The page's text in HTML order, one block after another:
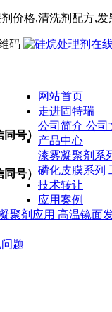
价格,清洗剂 配方,发
同号）
同号）
网站首页
走进固特瑞
公司简介 公司
产品中心
漆雾凝聚剂系
磷化皮膜系列
技术转让
应用案例
聚剂应用 高温镜面
题